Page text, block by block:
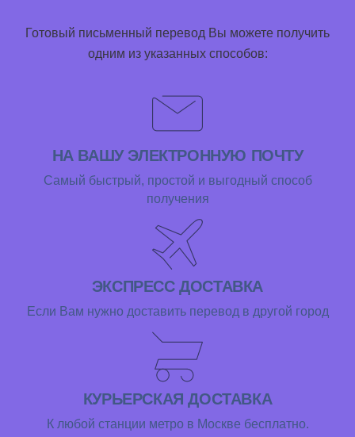
Готовый письменный перевод Вы можете получить
одним из указанных способов:
НА ВАШУ ЭЛЕКТРОННУЮ ПОЧТУ
Самый быстрый, простой и выгодный способ
получения
ЭКСПРЕСС ДОСТАВКА
Если Вам нужно доставить перевод в другой город
КУРЬЕРСКАЯ ДОСТАВКА
К любой станции метро в Москве бесплатно.